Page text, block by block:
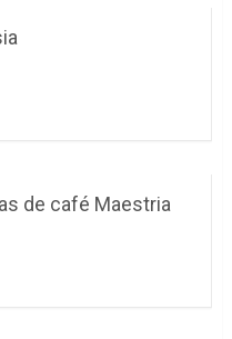
de café Maestria